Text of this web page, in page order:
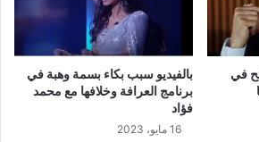
في
بالفيديو سبب بكاء بسمة وهبة في
برنامج العرافة وخلافها مع محمد
فؤاد
16 مايو، 2023